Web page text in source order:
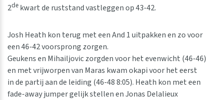
2de kwart de ruststand vastleggen op 43-42.
Josh Heath kon terug met een And 1 uitpakken en zo voor
een 46-42 voorsprong zorgen.
Geukens en Mihailjovic zorgden voor het evenwicht (46-46)
en met vrijworpen van Maras kwam okapi voor het eerst
in de partij aan de leiding (46-48 8:05). Heath kon met een
fade-away jumper gelijk stellen en Jonas Delalieux